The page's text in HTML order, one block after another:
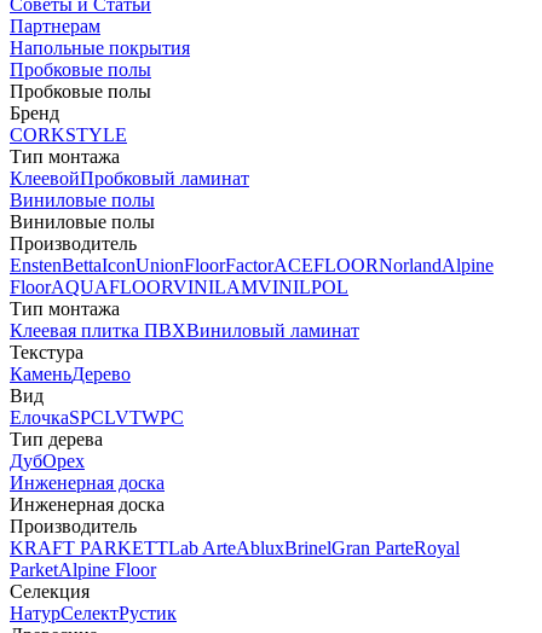
Советы и Статьи
Партнерам
Напольные покрытия
Пробковые полы
Пробковые полы
Бренд
CORKSTYLE
Тип монтажа
КлеевойПробковый ламинат
Виниловые полы
Виниловые полы
Производитель
EnstenBettaIconUnionFloorFactorACEFLOORNorlandAlpine
FloorAQUAFLOORVINILAMVINILPOL
Тип монтажа
Клеевая плитка ПВХВиниловый ламинат
Текстура
КаменьДерево
Вид
ЕлочкаSPCLVTWPC
Тип дерева
ДубОрех
Инженерная доска
Инженерная доска
Производитель
KRAFT PARKETTLab ArteAbluxBrinelGran ParteRoyal
ParketAlpine Floor
Селекция
НатурСелектРустик